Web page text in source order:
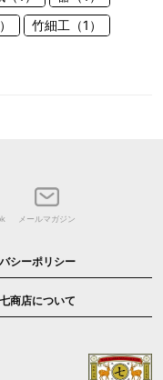
竹細工（1）
メールマガジン
シーポリシー
商店について